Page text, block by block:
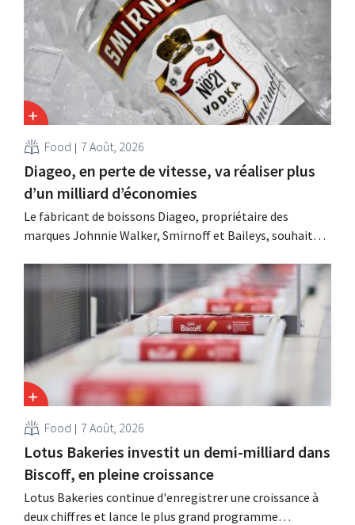
Food 7 Août, 2026
Diageo, en perte de vitesse, va réaliser plus
d’un milliard d’économies
Le fabricant de boissons Diageo, propriétaire des
marques Johnnie Walker, Smirnoff et Baileys, souhaite,
considérablement ses coûts tout en investissant dans la
croissance, notamment pour Guinness et les cocktails
prêts à boire.
Food 7 Août, 2026
Lotus Bakeries investit un demi-milliard dans
Biscoff, en pleine croissance
Lotus Bakeries continue d'enregistrer une croissance à
deux chiffres et lance le plus grand programme